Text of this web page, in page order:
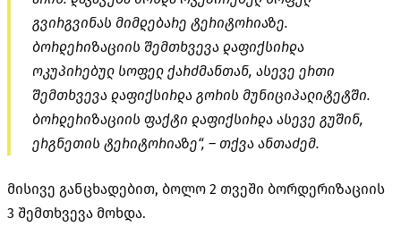
გვირგვინას მიმდებარე ტერიტორიაზე.
ბორდერიზაციის შემთხვევა დაფიქსირდა
ოკუპირებულ სოფელ ქარძმანთან, ასევე ერთი
შემთხვევა დაფიქსირდა გორის მუნიციპალიტეტში.
ბორდერიზაციის ფაქტი დაფიქსირდა ასევე გუშინ,
ერგნეთის ტერიტორიაზე“, – თქვა ანთაძემ.
მისივე განცხადებით, ბოლო 2 თვეში ბორდერიზაციის
3 შემთხვევა მოხდა.